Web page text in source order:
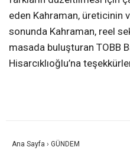
eden Kahraman, üreticinin
sonunda Kahraman, reel
masada buluşturan TOBB
Hisarcıklıoğlu’na
Ana Sayfa › GÜNDEM